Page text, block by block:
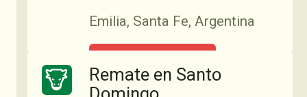
Emilia, Santa Fe, Argentina
Remate en Santo